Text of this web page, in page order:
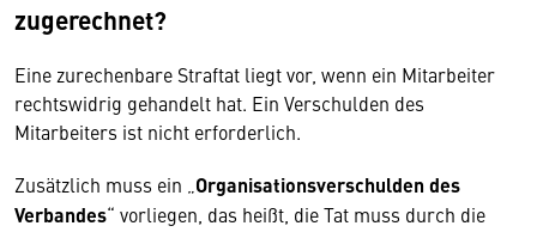
zugerechnet?
Eine zurechenbare Straftat liegt vor, wenn ein Mitarbeiter
rechtswidrig gehandelt hat. Ein Verschulden des
Mitarbeiters ist nicht erforderlich.
Zusätzlich muss ein „ Organisationsverschulden des
Verbandes“ vorliegen, das heißt, die Tat muss durch die